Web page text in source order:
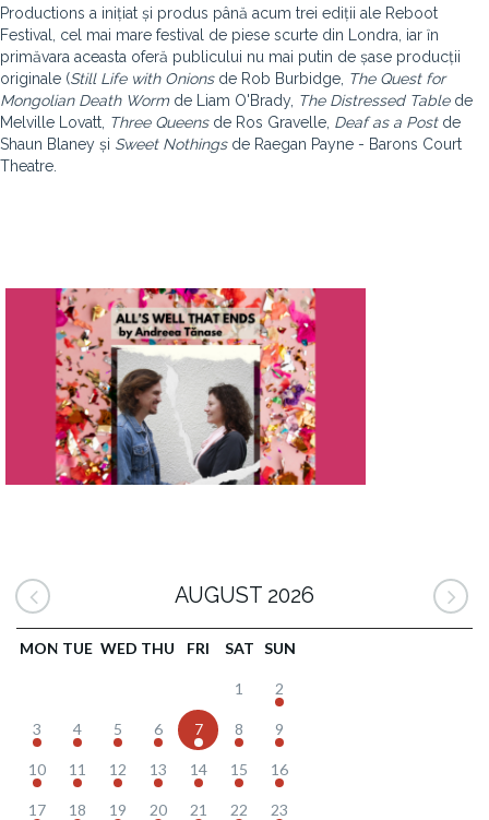
Productions a inițiat și produs până acum trei ediții ale Reboot
Festival, cel mai mare festival de piese scurte din Londra, iar ȋn
primăvara aceasta oferă publicului nu mai putin de șase producții
originale (Still Life with Onionsde Rob Burbidge, The Quest for
Mongolian Death Worm de Liam O'Brady, The Distressed Tablede
Melville Lovatt, Three Queensde Ros Gravelle, Deaf as a Postde
Shaun Blaney și Sweet Nothingsde Raegan Payne - Barons Court
Theatre.
AUGUST 2026
MON TUE WED THU FRI SAT SUN
1 2
3 4 5 6 7 8 9
10 11 12 13 14 15 16
17 18 19 20 21 22 23